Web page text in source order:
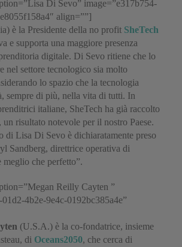
Di Sevo” image=”e317b754-
align=””]
è la Presidente della no profit SheTech
e supporta una maggiore presenza
digitale. Di Sevo ritiene che lo
nel settore tecnologico sia molto
lo spazio che la tecnologia
sempre di più, nella vita di tutti. In
italiane, SheTech ha già raccolto
risultato notevole per il nostro Paese.
di Lisa Di Sevo è dichiaratamente preso
Sandberg, direttrice operativa di
meglio che perfetto”.
Reilly Cayten ”
4b2e-9e4c-0192bc385a4e”
(U.S.A.) è la co-fondatrice, insieme
di Oceans2050, che cerca di